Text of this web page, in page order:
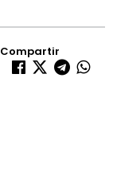
Compartir